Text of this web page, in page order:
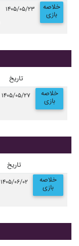
۱۴۰۵/۰۵/۲۳ خلاصه
بازی
تاریخ
۱۴۰۵/۰۵/۲۷ خلاصه
بازی
تاریخ
۱۴۰۵/۰۶/۰۲ خلاصه
بازی